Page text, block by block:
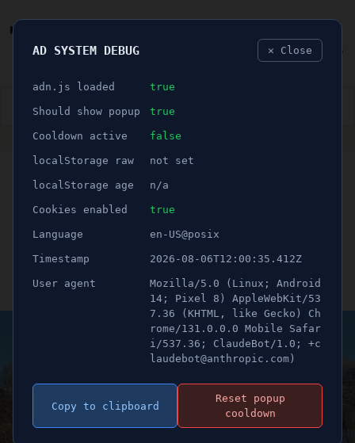
👮🏻‍♂️ BLÅLJUS ÅSIKTER SPORT
ANNONS
SENASTE NYTT:
Grävmaskin och personal
hamnade i vattnet
Publicerad 16 december 2022 10:55
Uppdaterad 21 juni 2026 12:29
AD SYSTEM DEBUG ✕ Close
adn.js loaded true
Should show popup true
Cooldown active false
localStorage raw not set
localStorage age n/a
Cookies enabled true
Language en-US@posix
Timestamp 2026-08-06T12:00:35.412Z
User agent
Mozilla/5.0 (Linux; Android
14; Pixel 8) AppleWebKit/53
7.36 (KHTML, like Gecko) Ch
rome/131.0.0.0 Mobile Safar
i/537.36; ClaudeBot/1.0; +c
laudebot@anthropic.com)
Copy to clipboard
Reset popup
cooldown